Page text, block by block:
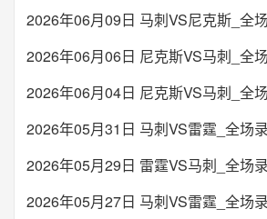
2026年05月31日 马刺VS雷霆_全场
2026年05月29日 雷霆VS马刺_全场
2026年05月27日 马刺VS雷霆_全场